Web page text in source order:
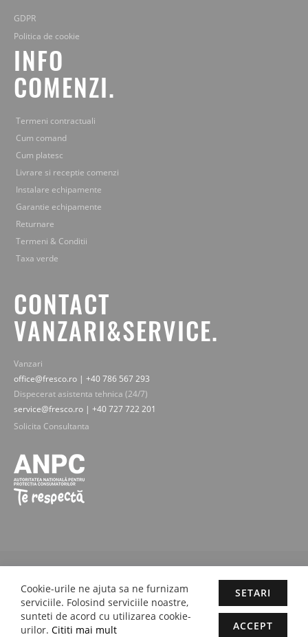
GDPR
Politica de cookie
INFO
COMENZI.
Termeni contractuali
Cum comand
Cum platesc
Livrare si receptie comenzi
Instalare echipamente
Garantie echipamente
Returnare
Termeni & Conditii
Taxa verde
CONTACT
VANZARI&SERVICE.
Vanzari
office@fresco.ro | +40 786 567 293
Dispecerat asistenta tehnica (24/7)
service@fresco.ro | +40 727 722 201
Solicita Consultanta
textele si continutul sunt proprietatea legala Fresco Expert srl.
Concept by M-Plays-2 | Site web dezvoltate cu pasiune deproactivit.ro
Cookie-urile ne ajuta sa ne furnizam
serviciile. Folosind serviciile noastre,
sunteti de acord cu utilizarea cookie-
urilor. Cititi mai mult
SETARI
ACCEPT